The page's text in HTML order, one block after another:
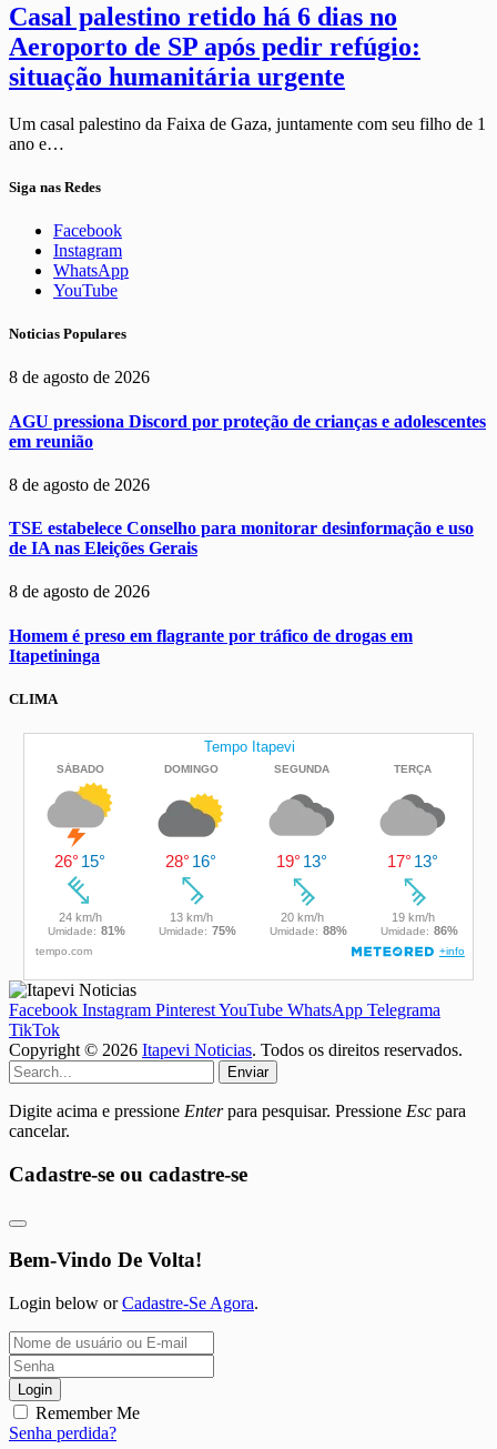
Casal palestino retido há 6 dias no
Aeroporto de SP após pedir refúgio:
situação humanitária urgente
Um casal palestino da Faixa de Gaza, juntamente com seu filho de 1
ano e…
Siga nas Redes
Facebook
Instagram
WhatsApp
YouTube
Noticias Populares
8 de agosto de 2026
AGU pressiona Discord por proteção de crianças e adolescentes
em reunião
8 de agosto de 2026
TSE estabelece Conselho para monitorar desinformação e uso
de IA nas Eleições Gerais
8 de agosto de 2026
Homem é preso em flagrante por tráfico de drogas em
Itapetininga
CLIMA
Facebook Instagram PinterestYouTube WhatsApp Telegrama
TikTok
Copyright © 2026 Itapevi Noticias. Todos os direitos reservados.
Enviar
Digite acima e pressione Enterpara pesquisar. Pressione Esc para
cancelar.
Cadastre-se ou cadastre-se
Bem-Vindo De Volta!
Login below orCadastre-Se Agora.
Login
Remember Me
Senha perdida?